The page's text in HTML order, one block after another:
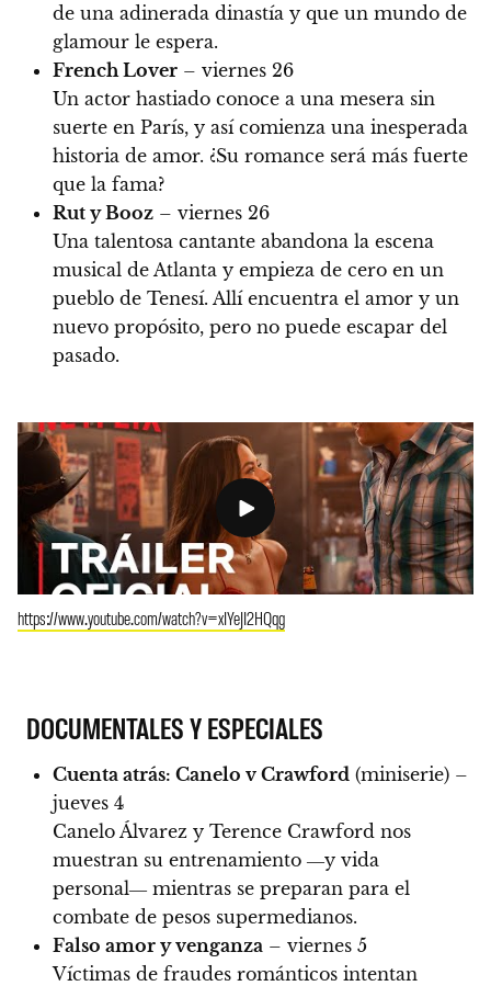
de una adinerada dinastía y que un mundo de
glamour le espera.
French Lover – viernes 26
Un actor hastiado conoce a una mesera sin
suerte en París, y así comienza una inesperada
historia de amor. ¿Su romance será más fuerte
que la fama?
Rut y Booz – viernes 26
Una talentosa cantante abandona la escena
musical de Atlanta y empieza de cero en un
pueblo de Tenesí. Allí encuentra el amor y un
nuevo propósito, pero no puede escapar del
pasado.
https://www.youtube.com/watch?v=xIYeJI2HQqg
DOCUMENTALES Y ESPECIALES
Cuenta atrás: Canelo v Crawford (miniserie) –
jueves 4
Canelo Álvarez y Terence Crawford nos
muestran su entrenamiento ―y vida
personal― mientras se preparan para el
combate de pesos supermedianos.
Falso amor y venganza – viernes 5
Víctimas de fraudes románticos intentan